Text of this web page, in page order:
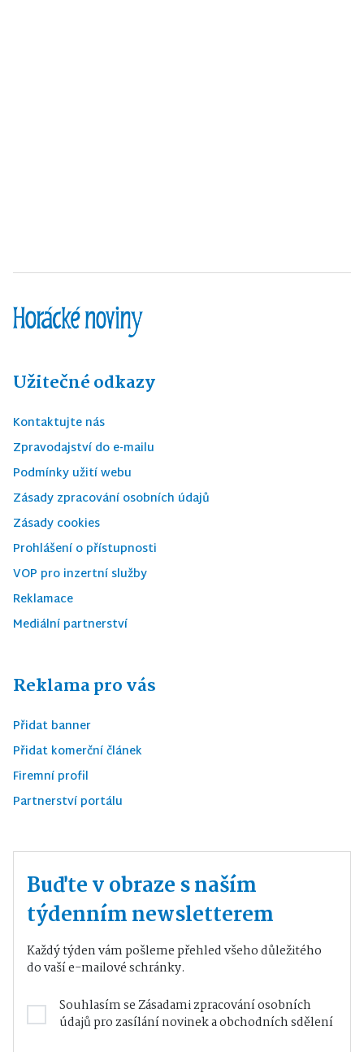
Užitečné odkazy
Kontaktujte nás
Zpravodajství do e-mailu
Podmínky užití webu
Zásady zpracování osobních údajů
Zásady cookies
Prohlášení o přístupnosti
VOP pro inzertní služby
Reklamace
Mediální partnerství
Reklama pro vás
Přidat banner
Přidat komerční článek
Firemní profil
Partnerství portálu
Buďte v obraze s naším
týdenním newsletterem
Každý týden vám pošleme přehled všeho důležitého
do vaší e-mailové schránky.
Souhlasím seZásadami zpracování osobních
údajůpro zasílání novinek a obchodních sdělení